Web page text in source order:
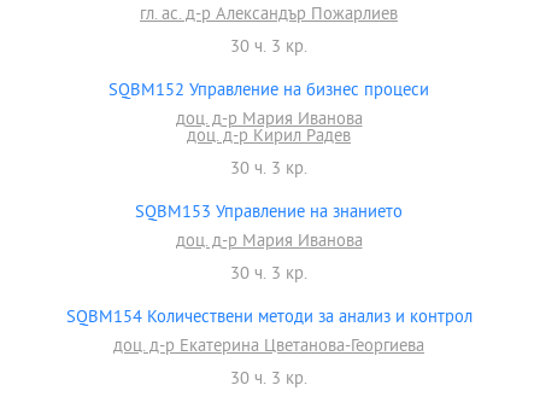
гл. ас. д-р Александър Пожарлиев
30 ч. 3 кр.
SQBM152 Управление на бизнес процеси
доц. д-р Мария Иванова
доц. д-р Кирил Радев
30 ч. 3 кр.
SQBM153 Управление на знанието
доц. д-р Мария Иванова
30 ч. 3 кр.
SQBM154 Количествени методи за анализ и контрол
доц. д-р Екатерина Цветанова-Георгиева
30 ч. 3 кр.